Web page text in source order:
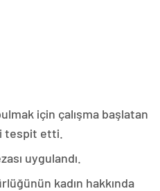
için çalışma başlatan
tespit etti.
uygulandı.
kadın hakkında